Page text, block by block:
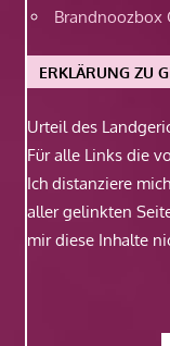
Brandnoozbox
ERKLÄRUNG ZU
Urteil des
Für alle Links die
Ich distanziere
aller gelinkten
mir diese Inhalte